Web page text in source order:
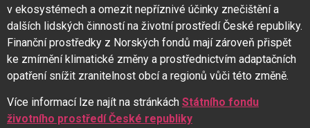
v ekosystémech a omezit nepříznivé účinky znečištění a
dalších lidských činností na životní prostředí České republiky.
Finanční prostředky z Norských fondů mají zároveň přispět
ke zmírnění klimatické změny a prostřednictvím adaptačních
opatření snížit zranitelnost obcí a regionů vůči této změně.
Více informací lze najít na stránkách Státního fondu
životního prostředí České republiky